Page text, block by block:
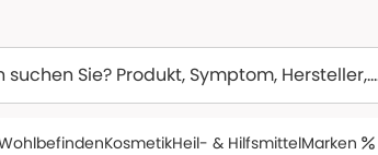
KosmetikHeil- & HilfsmittelMarken